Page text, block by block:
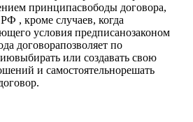
принципасвободы договора,
, кроме случаев, когда
условия предписанозаконом
договорапозволяет по
или создавать свою
и самостоятельнорешать